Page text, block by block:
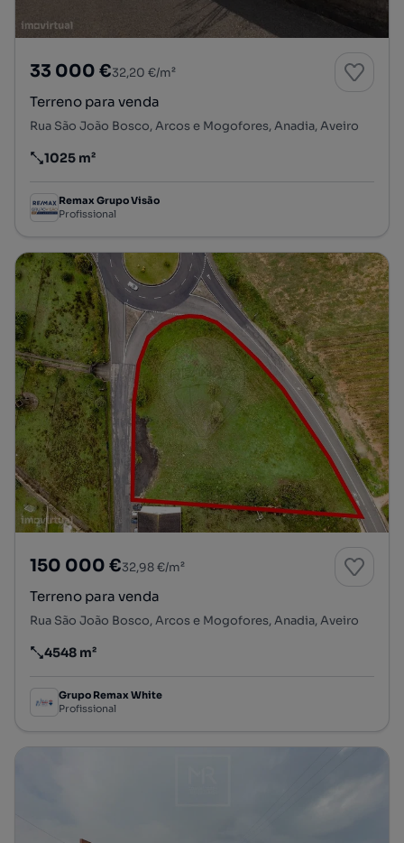
33 000 €32,20 €/m²
Terreno para venda
Rua São João Bosco, Arcos e Mogofores, Anadia, Aveiro
Preço por metro quadrado
1025 m²
Remax Grupo Visão
Profissional
150 000 €32,98 €/m²
Terreno para venda
Rua São João Bosco, Arcos e Mogofores, Anadia, Aveiro
Preço por metro quadrado
4548 m²
Grupo Remax White
Profissional